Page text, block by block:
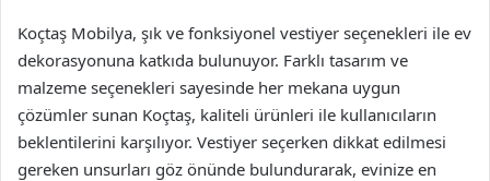
Koçtaş Mobilya, şık ve fonksiyonel vestiyer seçenekleri ile ev
dekorasyonuna katkıda bulunuyor. Farklı tasarım ve
malzeme seçenekleri sayesinde her mekana uygun
çözümler sunan Koçtaş, kaliteli ürünleri ile kullanıcıların
beklentilerini karşılıyor. Vestiyer seçerken dikkat edilmesi
gereken unsurları göz önünde bulundurarak, evinize en